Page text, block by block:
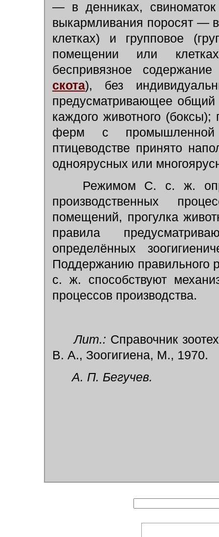
— в денниках,
выкармливания поросят —
клетках) и групповое
помещении или
беспривязное
скота),
без
предусматривающее
каждого животного
ферм с промышленной
птицеводстве принято
одноярусных или
Режимом С. с. ж.
производственных
помещений, прогулка
правила
определённых
Поддержанию правильного
с. ж. способствуют
процессов производства.
Лит.: Справочник
В. А., Зоогигиена, М., 1970.
А. П. Бегучев.